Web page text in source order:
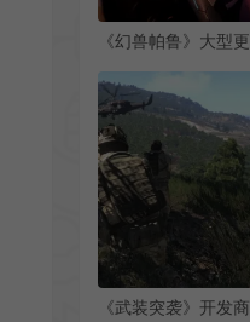
《幻兽帕鲁》大型更
日上线
《武装突袭》开发商